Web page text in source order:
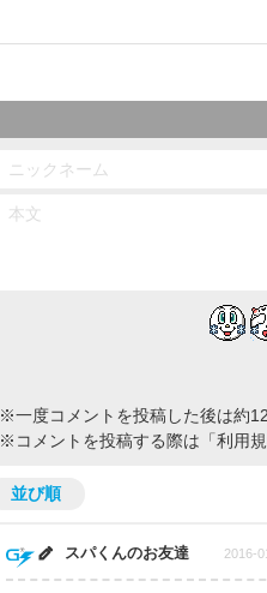
※一度コメントを投稿した後は約
※コメントを投稿する際は 「利用
並び順
スパくんのお友達 2016-